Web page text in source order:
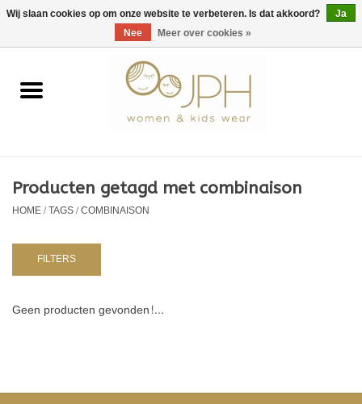
EUR/GBP/USD 0 Artikelen - €0,00
Home
Kids
NURSERY / TABLEWARE
Producten getagd met combinaison
HOME/TAGS/COMBINAISON
FILTERS
Geen producten gevonden!...
Wij slaan cookies op om onze website te verbeteren. Is dat akkoord?
Ja
Nee
Meer over cookies »